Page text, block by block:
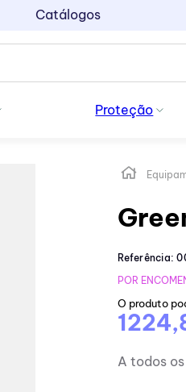
Catálogos
Proteção
Referência:
POR
O produto
A todos